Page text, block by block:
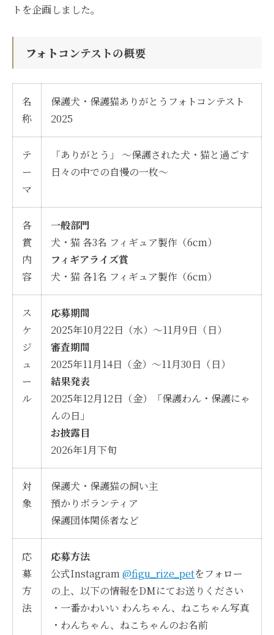
トを企画しました。
フォトコンテストの概要
名
称
保護犬・保護猫ありがとうフォトコンテスト
2025
テ
ー
マ
「ありがとう」 ～保護された犬・猫と過ごす
日々の中での自慢の一枚～
各
賞
内
容
一般部門
犬・猫 各3名 フィギュア製作（6cm）
フィギアライズ賞
犬・猫 各1名 フィギュア製作（6cm）
ス
ケ
ジ
ュ
ー
ル
応募期間
2025年10月22日（水）～11月9日（日）
審査期間
2025年11月14日（金）～11月30日（日）
結果発表
2025年12月12日（金）「保護わん・保護にゃ
んの日」
お披露目
2026年1月下旬
対
象
保護犬・保護猫の飼い主
預かりボランティア
保護団体関係者など
応
募
方
法
応募方法
公式Instagram @figu_rize_petをフォロー
の上、以下の情報をDMにてお送りください
・一番かわいい わんちゃん、ねこちゃん写真
・わんちゃん、ねこちゃんのお名前